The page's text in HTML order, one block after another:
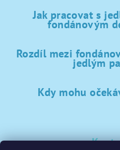
Jak pracovat s
fondánovým
Rozdíl mezi
jedlým
Kdy mohu